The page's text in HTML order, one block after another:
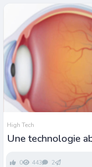
High Tech
Une technologie
0 443 2